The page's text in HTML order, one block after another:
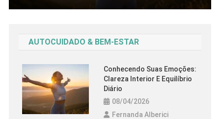
AUTOCUIDADO & BEM-ESTAR
Conhecendo Suas Emoções:
Clareza Interior E Equilíbrio
Diário
08/04/2026
Fernanda Alberici